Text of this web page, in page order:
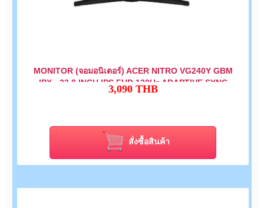
MONITOR (จอมอนิเตอร์) ACER NITRO VG240Y GBM
IPX - 23.8 INCH IPS FHD 120Hz ADAPTIVE SYNC
3,090 THB
สั่งซื้อสินค้า